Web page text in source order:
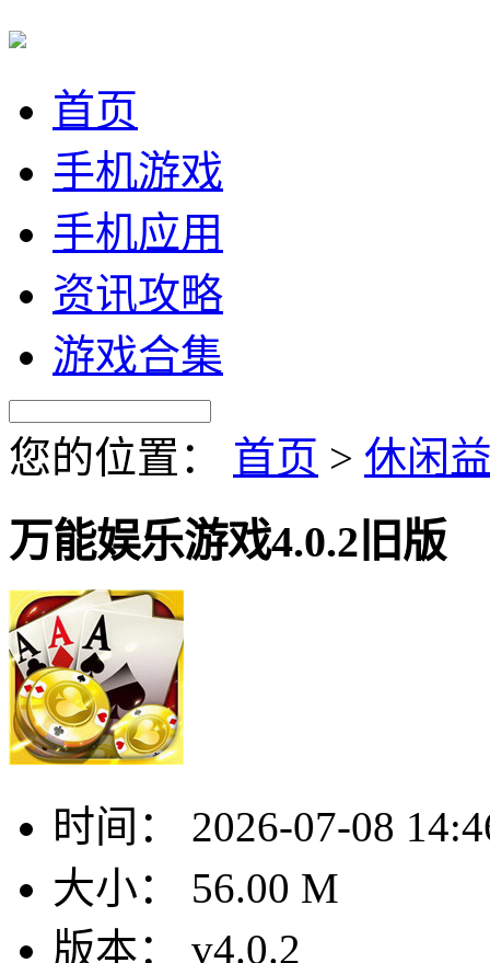
首页
手机游戏
手机应用
资讯攻略
游戏合集
您的位置： 首页 > 休闲
万能娱乐游戏4.0.2旧版
时间：
2026-07-08
大小：
56.00 M
版本：
v4.0.2